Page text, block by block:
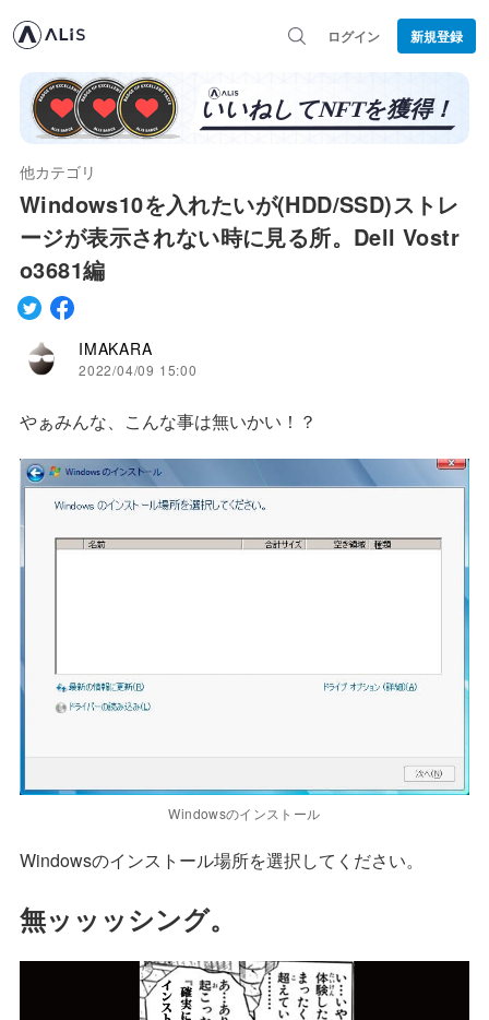
ログイン 新規登録
他カテゴリ
Windows10を入れたいが(HDD/SSD)ストレ
ージが表示されない時に見る所。Dell Vostr
o3681編
IMAKARA
2022/04/09 15:00
やぁみんな、こんな事は無いかい！？
Windowsのインストール
Windowsのインストール場所を選択してください。
無ッッッシング。